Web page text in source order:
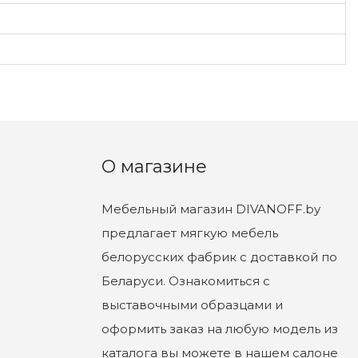
О магазине
Мебельный магазин DIVANOFF.by
предлагает мягкую мебель
белорусских фабрик с доставкой по
Беларуси. Ознакомиться с
выставочными образцами и
оформить заказ на любую модель из
каталога вы можете в нашем салоне